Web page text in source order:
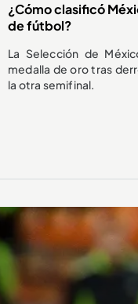
¿Cómo clasificó
de fútbol?
La Selección de
medalla de oro tras
la otra semifinal.